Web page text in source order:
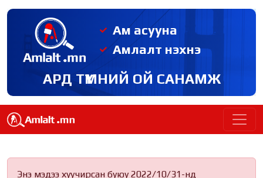
Ам асууна
Амлалт нэхнэ
АРД ТҮМНИЙ ОЙ САНАМЖ
Энэ мэдээ хуучирсан буюу 2022/10/31-нд